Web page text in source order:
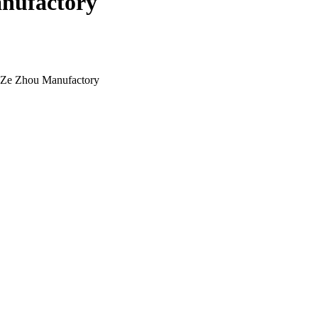
Zhou Manufactory